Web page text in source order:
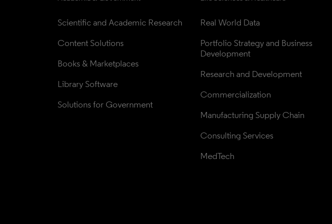
Scientific and Academic Research
Content Solutions
Books & Marketplaces
Library Software
Solutions for Government
Real World Data
Portfolio Strategy and Business
Development
Research and Development
Commercialization
Manufacturing Supply Chain
Consulting Services
MedTech